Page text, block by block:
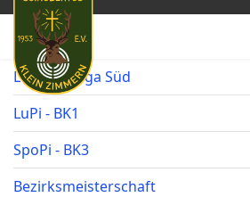
LG - Oberliga Süd
LuPi - BK1
SpoPi - BK3
Bezirksmeisterschaft